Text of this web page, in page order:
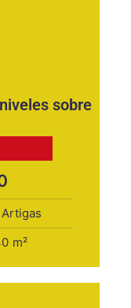
sobre
m²